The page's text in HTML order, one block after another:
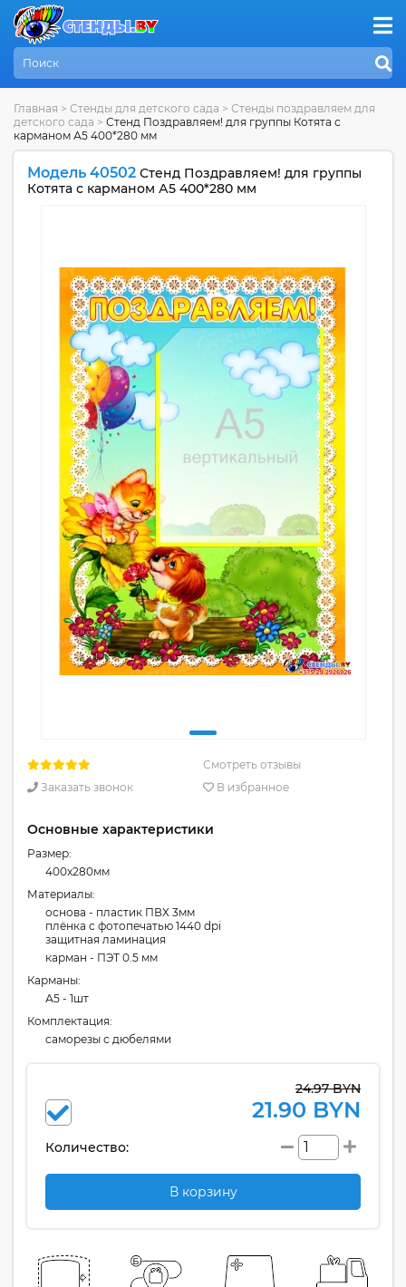
Главная > Стенды для детского сада > Стенды поздравляем для
детского сада > Стенд Поздравляем! для группы Котята с
карманом А5 400*280 мм
Модель 40502 Стенд Поздравляем! для группы
Котята с карманом А5 400*280 мм
Смотреть отзывы
Заказать звонок
В избранное
Основные характеристики
Размер:
400x280мм
Материалы:
основа - пластик ПВХ 3мм
плёнка с фотопечатью 1440 dpi
защитная ламинация
карман - ПЭТ 0.5 мм
Карманы:
А5 - 1шт
Комплектация:
cаморезы с дюбелями
24.97 BYN
21.90 BYN
Количество:
В корзину